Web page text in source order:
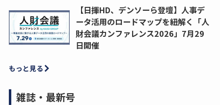
【日揮HD、デンソーら登壇】人事デ
ータ活用のロードマップを紐解く「人
財会議カンファレンス2026」7月29
日開催
もっと見る
雑誌・最新号